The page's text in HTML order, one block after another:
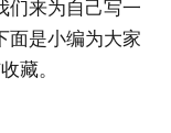
们来为自己写一
面是小编为大家
藏。